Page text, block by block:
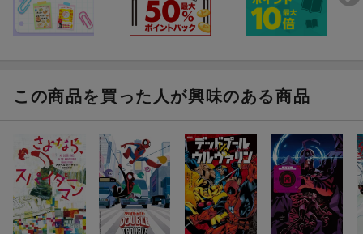
この商品を買った人が興味のある商品